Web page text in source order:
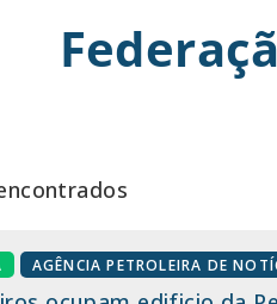
AGÊNCIA PETROLEIRA DE